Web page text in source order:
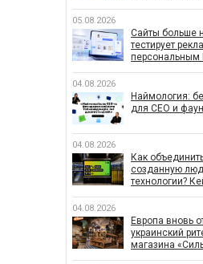
05.08.2026
Сайты больше
тестирует
персональным
04.08.2026
Наймология:
для CEO и
04.08.2026
Как
созданную
технологии?
04.08.2026
Европа вновь
украинский
магазина